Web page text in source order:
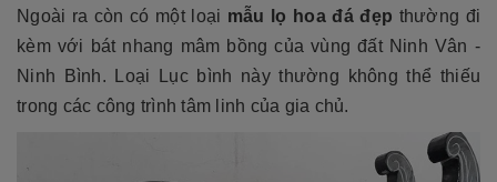
Ngoài ra còn có một loại mẫu lọ hoa đá đẹp thường đi
kèm với bát nhang mâm bồng của vùng đất Ninh Vân -
Ninh Bình. Loại Lục bình này thường không thể thiếu
trong các công trình tâm linh của gia chủ.